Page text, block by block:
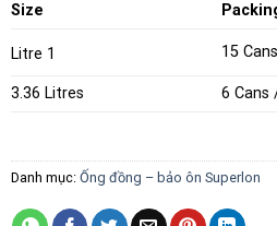
Size
1 Litre 15
3.36 Litres 6 Cans
Danh mục: Ống đồng – bảo ôn Superlon